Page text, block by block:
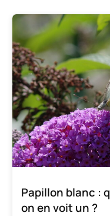
Papillon blanc :
on en voit un ?